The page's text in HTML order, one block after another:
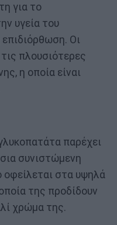
για το
υγεία του
Οι
πλουσιότερες
η οποία είναι
παρέχει
συνιστώμενη
οφείλεται στα υψηλά
της προδίδουν
χρώμα της.